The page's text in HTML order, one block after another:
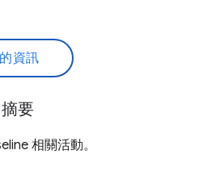
資訊
要
相關活動。